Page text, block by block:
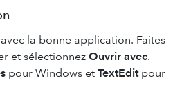
la bonne application. Faites
et sélectionnez Ouvrir avec.
pour Windows et TextEditpour